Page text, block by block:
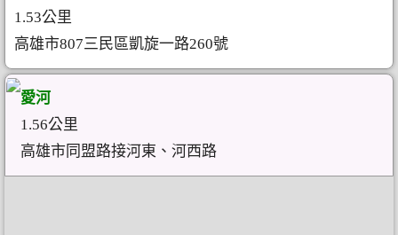
1.53公里
高雄市807三民區凱旋一路260號
愛河
1.56公里
高雄市同盟路接河東、河西路